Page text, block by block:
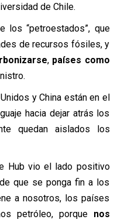
de Chile.
los “petroestados”, que
de recursos fósiles, y
, países como
y China están en el
hacia dejar atrás los
quedan aislados los
Hub vio el lado positivo
que se ponga fin a los
a nosotros, los países
petróleo, porque nos